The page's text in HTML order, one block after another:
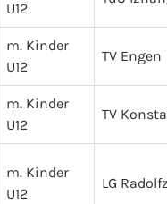
U12
m. Kinder
U12
TV Engen
m. Kinder
U12
TV
m. Kinder
U12
LG